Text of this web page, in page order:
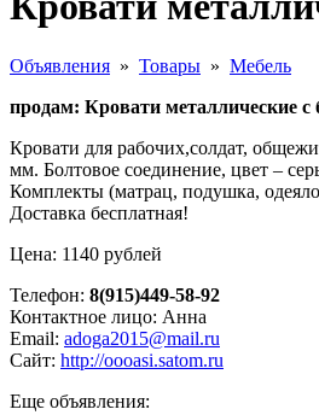
Объявления » Товары » Мебель
продам: Кровати металлические с
Кровати для рабочих,солдат,
мм. Болтовое соединение, цвет –
Комплекты (матрац, подушка,
Доставка бесплатная!
Цена: 1140 рублей
Телефон: 8(915)449-58-92
Контактное лицо: Анна
Email: adoga2015@mail.ru
Сайт: http://oooasi.satom.ru
Еще объявления: